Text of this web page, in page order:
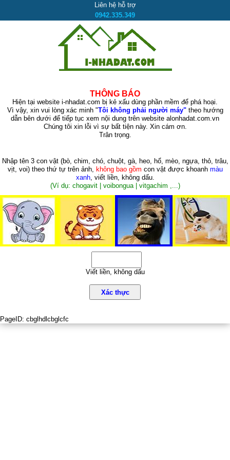
Liên hệ hỗ trợ
0942.335.349
THÔNG BÁO
Hiện tại website i-nhadat.com bị kẻ xấu dùng phần mềm để phá hoại.
Vì vậy, xin vui lòng xác minh "Tôi không phải người máy"theo hướng
dẫn bên dưới để tiếp tục xem nội dung trên website alonhadat.com.vn
Chúng tôi xin lỗi vì sự bất tiện này. Xin cám ơn.
Trân trọng.
Nhập tên 3 con vật (bò, chim, chó, chuột, gà, heo, hổ, mèo, ngựa, thỏ, trâu,
vịt, voi)theo thứ tự trên ảnh, không bao gồm con vật được khoanh màu
xanh, viết liền, không dấu.
(Ví dụ: chogavit | voibongua | vitgachim ,...)
Viết liền, không dấu
Xác thực
PageID: cbglhdlcbglcfc